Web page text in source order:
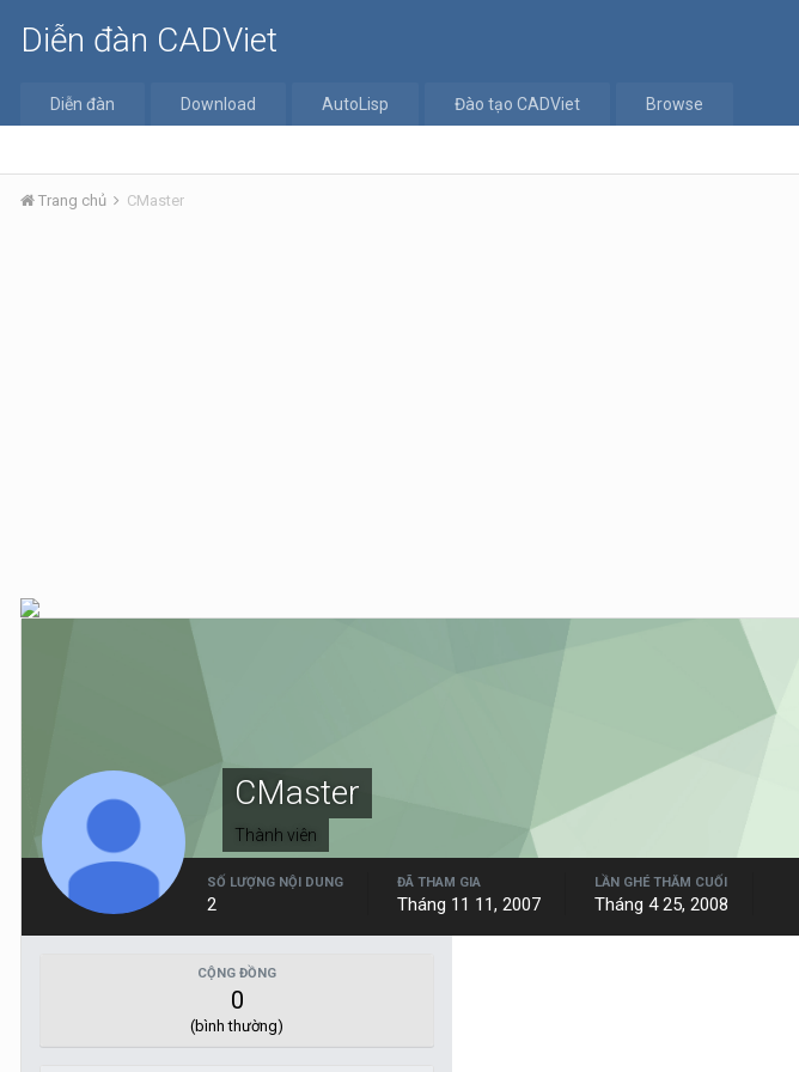
Diễn đàn CADViet
Diễn đàn Download AutoLisp Đào tạo CADViet Browse
Trang chủ CMaster
CMaster
Thành viên
SỐ LƯỢNG NỘI DUNG
2
ĐÃ THAM GIA
Tháng 11 11, 2007
LẦN GHÉ THĂM CUỐI
Tháng 4 25, 2008
CỘNG ĐỒNG
0
(bình thường)